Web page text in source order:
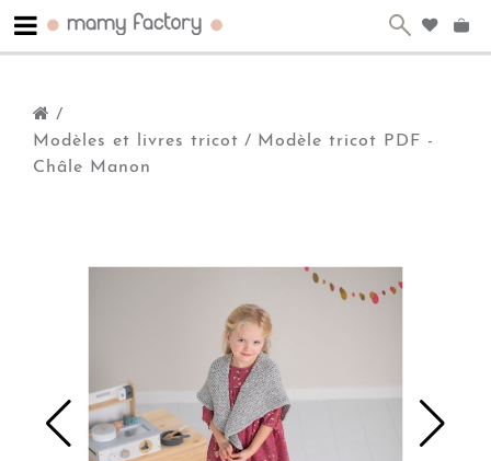
/
Modèles et livres tricot / Modèle tricot PDF -
Châle Manon